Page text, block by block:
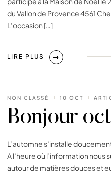
du Vallon de Provence 4561
L’occasion […]
LIRE PLUS
NON CLASSÉ 10 OCT
Bonjour
L’automne s’installe
A l’heure où l’information
autour de matières douces et